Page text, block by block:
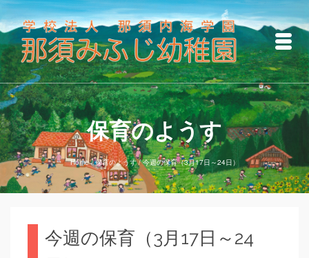
保育のようす
Home / 保育のようす / 今週の保育（3月17日～24日）
今週の保育（3月17日～24